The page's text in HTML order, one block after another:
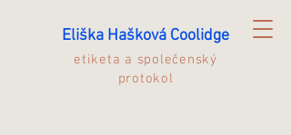
etiketa a společenský
protokol
Eliška Hašková Coolidge